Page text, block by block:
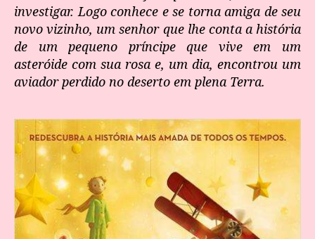
investigar. Logo conhece e se torna amiga de seu
novo vizinho, um senhor que lhe conta a história
de um pequeno príncipe que vive em um
asteróide com sua rosa e, um dia, encontrou um
aviador perdido no deserto em plena Terra.